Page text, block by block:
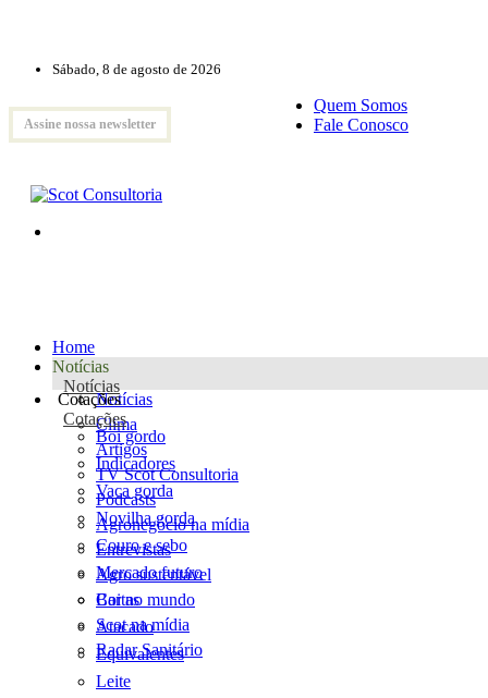
Sábado, 8 de agosto de 2026
Assine nossa newsletter
Quem Somos
Fale Conosco
Home
Notícias
Notícias
Notícias
Clima
Artigos
TV Scot Consultoria
Podcasts
Agronegócio na mídia
Entrevistas
Agro sustentável
Cartas
Scot na mídia
Radar Sanitário
Cotações
Cotações
Boi gordo
Indicadores
Vaca gorda
Novilha gorda
Couro e sebo
Mercado futuro
Boi no mundo
Atacado
Equivalentes
Leite